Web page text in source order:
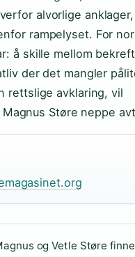
alvorlige
rampelyset. For
å skille mellom
der det mangler
rettslige avklaring, vil
Støre neppe
og Vetle Støre